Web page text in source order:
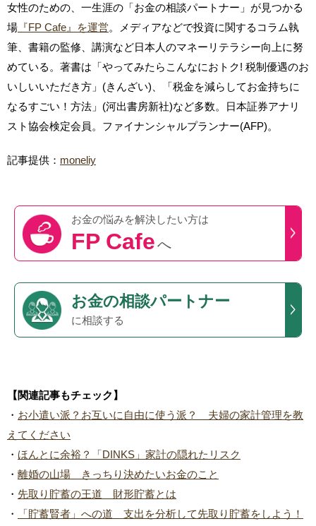
女性のための、一生涯の「お金の相談パートナー」が見つかる
場 『FP Cafe』を運営。メディアなどで投資に関するコラム執
筆、書籍の監修、講演など日本人のマネーリテラシー向上に努
めている。著書は「やってみたらこんなにおトク! 税制優遇のお
いしいいただき方」(きんざい)、「税金を減らしてお金持ちに
なるすごい！方法」(河出書房新社)など多数。日本証券アナリ
スト協会検定会員。ファイナンシャルプランナー(AFP)。
記事提供： moneliy
お金の悩みを解決したい方は
FP Cafeへ
お金の相談パートナー
に相談する
【関連記事もチェック】
・ お小遣い派？お互いに自由に使う派？ 夫婦の家計管理を教
えてください
・ ほんとに余裕？「DINKS」家計の隠れたリスク
・ 離婚の山場 きっちり決めたいお金のこと
・ 先取り貯蓄の王道 財形貯蓄とは
・
「貯蓄賢者」への道 支出を分析して先取り貯蓄をしよう！